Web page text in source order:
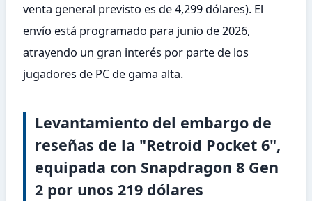
venta general previsto es de 4,299 dólares). El
envío está programado para junio de 2026,
atrayendo un gran interés por parte de los
jugadores de PC de gama alta.
Levantamiento del embargo de
reseñas de la "Retroid Pocket 6",
equipada con Snapdragon 8 Gen
2 por unos 219 dólares